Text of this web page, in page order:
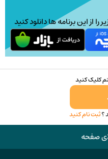
از این برنامه ها دانلود کنید
کلیک کنید
؟ثبت نام کنید
صفحه